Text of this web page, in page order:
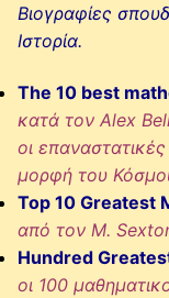
Βιογραφίες
Ιστορία.
The 10 best
κατά τον Αlex
οι
μορφή του
Top 10 Greatest
από τον Μ.
Hundred
οι 100